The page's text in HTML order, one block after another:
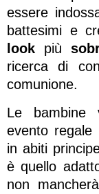
essere
battesimi e
look più
ricerca di
comunione.
Le bambine
evento
in abiti
è quello
non